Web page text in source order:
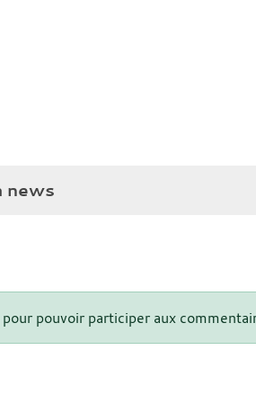
news
pour pouvoir participer aux